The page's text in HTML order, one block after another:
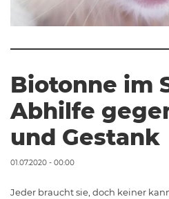
Biotonne im
Abhilfe
und Gestank
01.07.2020 - 00:00
Jeder braucht sie, doch keiner